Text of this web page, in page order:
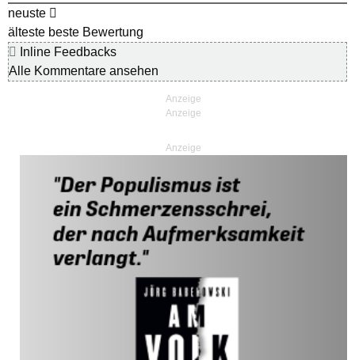
neuste
älteste beste Bewertung
Inline Feedbacks
Alle Kommentare ansehen
Anzeige